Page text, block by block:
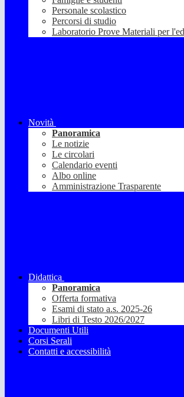
Personale scolastico
Percorsi di studio
Laboratorio Prove Materiali per
Novità
Panoramica
Le notizie
Le circolari
Calendario eventi
Albo online
Amministrazione Trasparente
Didattica
Panoramica
Offerta formativa
Esami di stato a.s. 2025-26
Libri di Testo 2026/2027
Documenti Utili
Corsi Serali
Contatti e accessibilità